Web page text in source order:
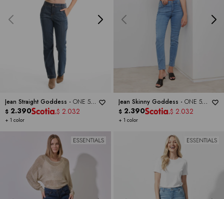
Jean Straight Goddess - ONE 5
ONE
+ 1 color
$ 2.390 $ 2.032
Jean Skinny Goddess - ONE 5
ONE
+ 1 color
$ 2.390 $ 2.032